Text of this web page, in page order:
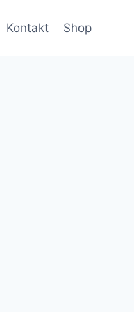
Kontakt Shop